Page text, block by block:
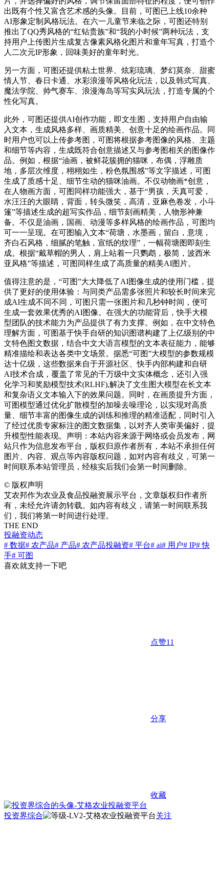
出既有个性又富含艺术感的头像。目前，可图已上线10余种
AI形象定制风格玩法。在六一儿童节来临之际，可图还特别
推出了QQ秀风格的“红钻贵族”和“我的小时候”两种玩法，支
持用户上传图片生成复古像素风格化图片和童年写真，打造个
人二次元IP形象，回味美好的童年时光。
另一方面，可图还提供粘土世界、炫彩琉璃、梦幻莫奈、甜蜜
情人节、春日卡通、水彩浪漫等风格化玩法，以及韩式写真、
魔法学院、帅气赛车、浪漫海岛等写实风玩法，打造专属的个
性化写真。
此外，可图还提供AI创作功能，即文生图，支持用户自由输
入文本，生成风格多样、画质精美、创意十足的绘画作品。同
时用户也可以上传参考图，可图将根据参考图像的风格、主题
和细节等内容，生成既符合创意描述又与参考图相关的图像作
品。例如，根据“油画，被鲜花簇拥的猫咪，布偶，浮雕质
地，多层次维度，栩栩如生，粉色氛围感”等文字描述，可图
生成了质感十足、细节生动的猫咪油画。不仅动物画*创意，
在人物画方面，可图同样功能强大，基于“男孩，天真可爱，
水汪汪的大眼睛，背面，转头微笑，高清，亚麻色卷发，小斗
篷”等描述生成的超写实作品，细节刻画精美，人物形神兼
备。不仅是油画，国画、动漫等多样风格的绘画作品，可图均
可一一呈现。在可图输入文本“荷塘，水墨画，留白，意境，
齐白石风格，细腻的笔触，宣纸的纹理”，一幅荷塘图即刻生
成。根据“戴草帽的男人，肩上站着一只鹦鹉，极简，波西米
亚风格”等描述，可图同样生成了高质量的精美AI图片。
值得注意的是，“可图”大大降低了AI图像生成的使用门槛，提
供了更好的使用体验：与同类产品需多张照片和较长时间来完
成AI生成不同不同，可图只需一张图片和几秒钟时间，便可
生成一套效果优秀的AI图像。在强大的功能背后，快手大模
型团队的技术能力为产品提供了有力支撑。例如，在中文特色
理解方面，可图基于快手自研的知识图谱构建了上亿级别的中
文特色图文数据，结合中文大语言模型的文本表征能力，能够
精准描绘和表达各类中文场景。据悉“可图”大模型的参数规模
达十亿级，这些数据来自于开源社区、快手内部构建和自研
AI技术合成，覆盖了常见的千万级中文实体概念，还引入强
化学习和奖励模型技术(RLHF),解决了文生图大模型在长文本
和复杂语义文本输入下的效果问题。同时，在画质提升方面，
可图模型通过优化扩散模型的加噪去噪理论，以实现对高质
量、细节丰富的图像生成的训练和推理的精准适配，同时引入
了经过优质专家标注的图文数据集，以对齐人类审美偏好，提
升模型性能表现。声明：本站内容来源于网络或会员发布，网
站只作为信息发布平台，版权归原作者所有，本站不承担任何
图片、内容、观点等内容版权问题，如对内容有歧义，可第一
时间联系本站管理员，经核实后我们会第一时间删除。
© 版权声明
艾农邦作为农业及食品投融资展示平台，文章版权归作者所
有，未经允许请勿转载。如内容有歧义，请第一时间联系我
们，我们将第一时间进行处理。
THE END
投融资动态
# 数据# 农产品# 产品# 农产品投融资# 平台# ai# 用户# IP# 快
手# 可图
喜欢就支持一下吧
点赞11
分享
收藏
投资界综合 关注